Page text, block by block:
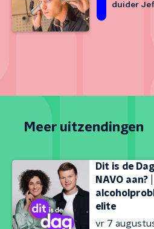
duider
Meer uitzendingen
Dit is de
NAVO
elite
vr 7